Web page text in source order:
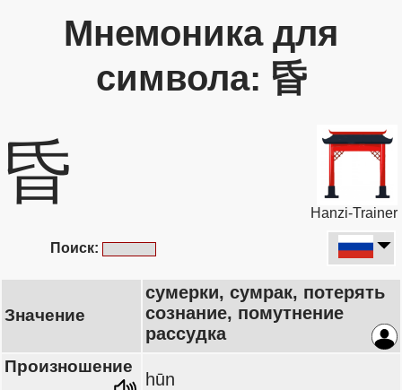
Мнемоника для
символа: 昏
昏
Hanzi-Trainer
Поиск:
Значение
сумерки, сумрак, потерять
сознание, помутнение
рассудка
Произношение
hūn